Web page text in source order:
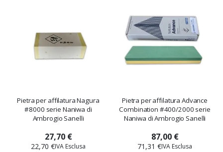
Pietra per affilatura Nagura
#8000 serie Naniwa di
Ambrogio Sanelli
27,70 €
22,70 €
Pietra per affilatura Advance
Combination #400/2000 serie
Naniwa di Ambrogio Sanelli
87,00 €
71,31 €